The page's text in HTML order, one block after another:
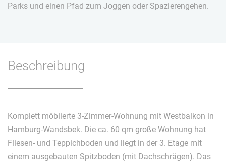
Parks und einen Pfad zum Joggen oder Spazierengehen.
Beschreibung
Komplett möblierte 3-Zimmer-Wohnung mit Westbalkon in
Hamburg-Wandsbek. Die ca. 60 qm große Wohnung hat
Fliesen- und Teppichboden und liegt in der 3. Etage mit
einem ausgebauten Spitzboden (mit Dachschrägen). Das